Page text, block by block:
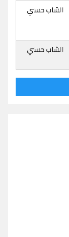
الشاب حسني
الشاب حسني